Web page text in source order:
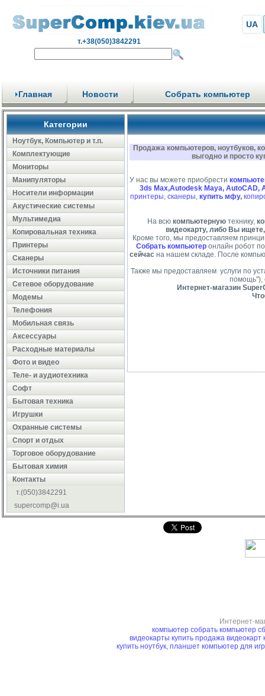
т.+38(050)3842291
UA
Главная Новости Собрать компьютер
Категории
Ноутбук, Компьютер и т.п.
Комплектующие
Мониторы
Манипуляторы
Носители информации
Акустические системы
Мультимедиа
Копировальная техника
Принтеры
Сканеры
Источники питания
Сетевое оборудование
Модемы
Телефония
Мобильная связь
Аксессуары
Расходные материалы
Фото и видео
Теле- и аудиотехника
Софт
Бытовая техника
Игрушки
Охранные системы
Cпорт и отдых
Торговое оборудование
Бытовая химия
Контакты
т.(050)3842291
supercomp@i.ua
Продажа компьютеров, ноутбуков,
выгодно и просто
У нас вы можете приобрести
3ds Max,Autodesk Maya, AutoCAD,
принтеры, сканеры, купить мфу,
На всю компьютерную технику,
видеокарту, либо Вы
Кроме того, мы предоставляем
Собрать компьютеронлайн робот
сейчас на нашем складе. После
Также мы предоставляем услуги по
помощь"),
Интернет-магазин
Интернет-
компьютер собрать компьютер
видеокарты купить продажа видеокарт
купить ноутбук, планшет компьютер для